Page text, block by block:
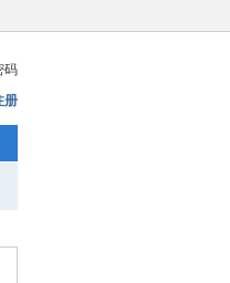
码
册